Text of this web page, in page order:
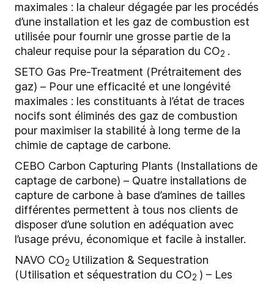
maximales : la chaleur dégagée par les procédés
d’une installation et les gaz de combustion est
utilisée pour fournir une grosse partie de la
chaleur requise pour la séparation du CO2 .
SETO Gas Pre-Treatment (Prétraitement des
gaz) – Pour une efficacité et une longévité
maximales : les constituants à l’état de traces
nocifs sont éliminés des gaz de combustion
pour maximiser la stabilité à long terme de la
chimie de captage de carbone.
CEBO Carbon Capturing Plants (Installations de
captage de carbone) – Quatre installations de
capture de carbone à base d’amines de tailles
différentes permettent à tous nos clients de
disposer d’une solution en adéquation avec
l’usage prévu, économique et facile à installer.
NAVO CO2 Utilization & Sequestration
(Utilisation et séquestration du CO2 ) – Les